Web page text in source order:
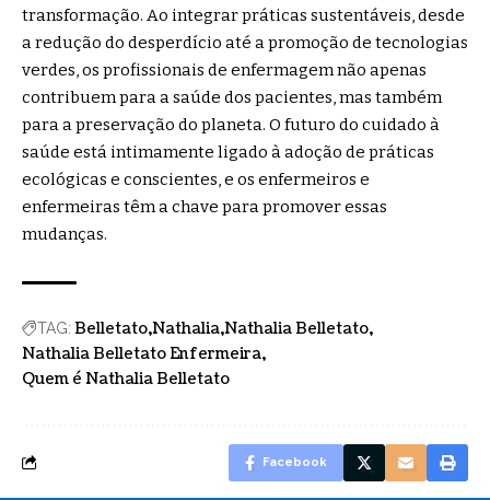
transformação. Ao integrar práticas sustentáveis, desde
a redução do desperdício até a promoção de tecnologias
verdes, os profissionais de enfermagem não apenas
contribuem para a saúde dos pacientes, mas também
para a preservação do planeta. O futuro do cuidado à
saúde está intimamente ligado à adoção de práticas
ecológicas e conscientes, e os enfermeiros e
enfermeiras têm a chave para promover essas
mudanças.
TAG: Belletato Nathalia Nathalia Belletato
Nathalia Belletato Enfermeira
Quem é Nathalia Belletato
Facebook